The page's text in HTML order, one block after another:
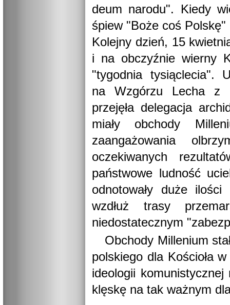
deum narodu". Kiedy
śpiew "Boże coś Polskę"
Kolejny dzień, 15
i na obczyźnie wierny
"tygodnia tysiąclecia".
na Wzgórzu Lecha z
przejęła delegacja
miały obchody
zaangażowania
oczekiwanych
państwowe ludność
odnotowały duże
wzdłuż trasy
niedostatecznym
Obchody Millenium
polskiego dla Kościoła
ideologii komunistycznej
klęskę na tak ważnym